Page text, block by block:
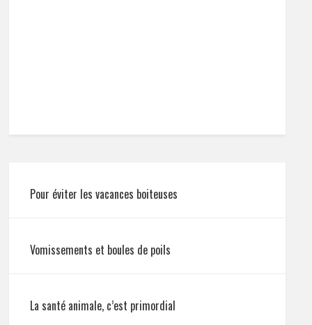
Pour éviter les vacances boiteuses
Vomissements et boules de poils
La santé animale, c’est primordial